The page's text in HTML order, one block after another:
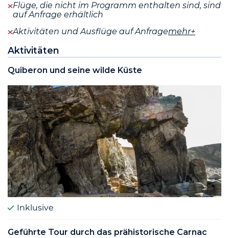
Flüge, die nicht im Programm enthalten sind, sind
auf Anfrage erhältlich
Aktivitäten und Ausflüge auf Anfragemehr+
Aktivitäten
Quiberon und seine wilde Küste
Inklusive
Geführte Tour durch das prähistorische Carnac